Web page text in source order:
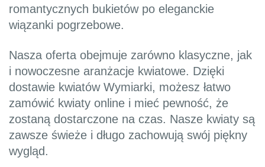
romantycznych bukietów po eleganckie
wiązanki pogrzebowe.
Nasza oferta obejmuje zarówno klasyczne, jak
i nowoczesne aranżacje kwiatowe. Dzięki
dostawie kwiatów Wymiarki, możesz łatwo
zamówić kwiaty online i mieć pewność, że
zostaną dostarczone na czas. Nasze kwiaty są
zawsze świeże i długo zachowują swój piękny
wygląd.